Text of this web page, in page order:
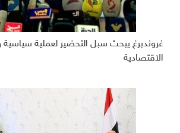
غروندبرغ يبحث سبل التحضير لعملية سياسية
الاقتصادية